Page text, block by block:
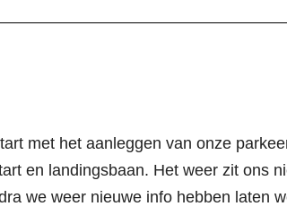
met het aanleggen van onze
en landingsbaan. Het weer zit ons
we weer nieuwe info hebben laten